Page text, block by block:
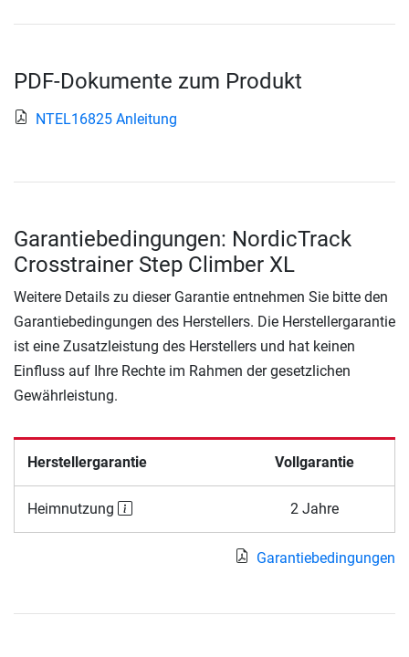
PDF-Dokumente zum Produkt
NTEL16825 Anleitung
Garantiebedingungen: NordicTrack
Crosstrainer Step Climber XL
Weitere Details zu dieser Garantie entnehmen Sie bitte den
Garantiebedingungen des Herstellers. Die Herstellergarantie
ist eine Zusatzleistung des Herstellers und hat keinen
Einfluss auf Ihre Rechte im Rahmen der gesetzlichen
Gewährleistung.
Herstellergarantie Vollgarantie
Heimnutzung 2 Jahre
Garantiebedingungen